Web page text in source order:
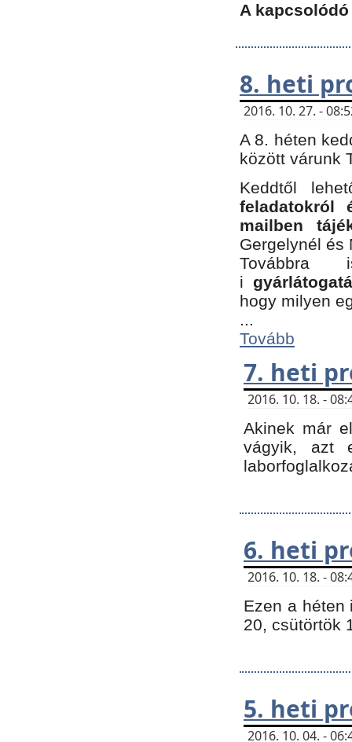
A
8. heti
2016. 10. 27. -
A 8. héten
között várunk
Keddtől
feladatokról
mailben
Gergelynél és
Továbbra
i
hogy milyen
...
Tovább
7. heti
2016. 10. 18. -
Akinek már
vágyik, azt
6. heti
2016. 10. 18. -
Ezen a héten
20, csütörtök
5. heti
2016. 10. 04. -